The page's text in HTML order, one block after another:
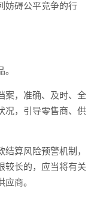
碍公平竞争的行
，准确、及时、全
况，引导零售商、供
算风险预警机制，
较长的，应当将有关
商。